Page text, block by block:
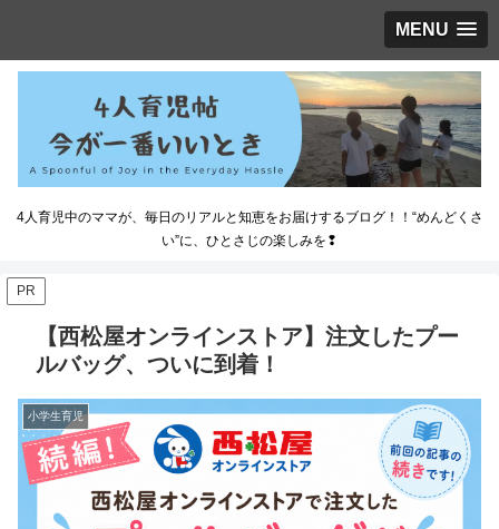
MENU
4人育児中のママが、毎日のリアルと知恵をお届けするブログ！！“めんどくさ
い”に、ひとさじの楽しみを❢
PR
【西松屋オンラインストア】注文したプー
ルバッグ、ついに到着！
小学生育児